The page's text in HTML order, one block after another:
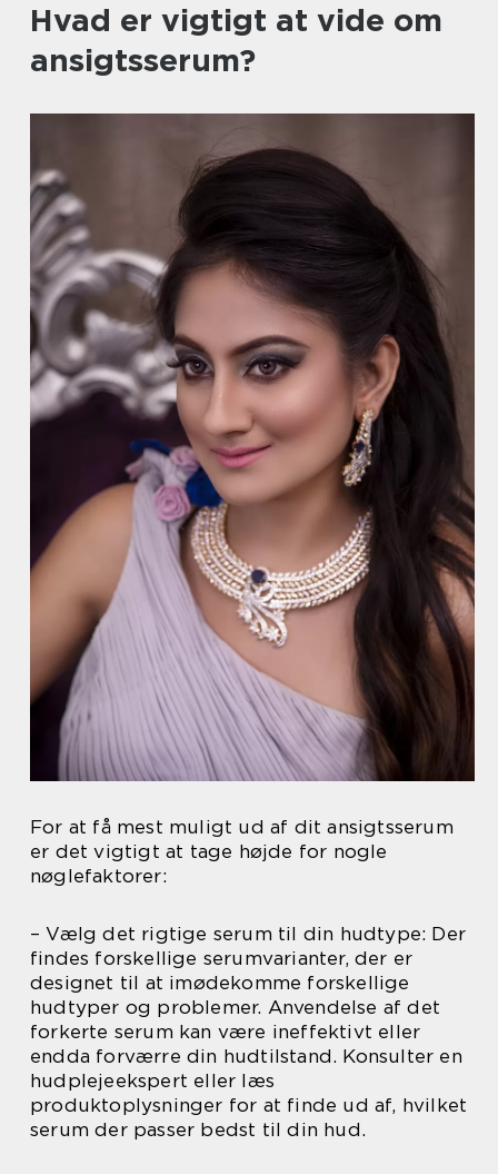
Hvad er vigtigt at vide om
ansigtsserum?
For at få mest muligt ud af dit ansigtsserum
er det vigtigt at tage højde for nogle
nøglefaktorer:
– Vælg det rigtige serum til din hudtype: Der
findes forskellige serumvarianter, der er
designet til at imødekomme forskellige
hudtyper og problemer. Anvendelse af det
forkerte serum kan være ineffektivt eller
endda forværre din hudtilstand. Konsulter en
hudplejeekspert eller læs
produktoplysninger for at finde ud af, hvilket
serum der passer bedst til din hud.